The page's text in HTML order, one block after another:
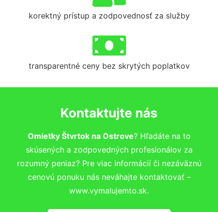
korektný prístup a zodpovednosť za služby
transparentné ceny bez skrytých poplatkov
Kontaktujte nás
Omietky Štvrtok na Ostrove? Hľadáte na to
skúsených a zodpovedných profesionálov za
rozumný peniaz? Pre viac informácií či nezáväznú
cenovú ponuku nás neváhajte kontaktovať –
www.vymalujemto.sk.